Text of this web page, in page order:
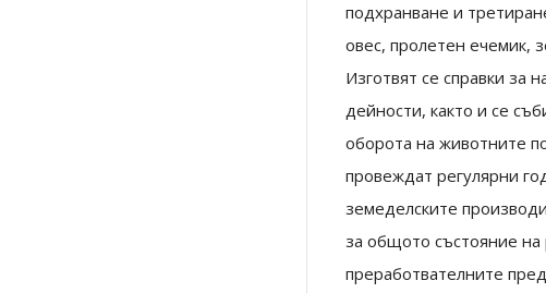
подхранване и
овес, пролетен ечемик,
Изготвят се справки за
дейности, както и се
оборота на животните
провеждат регулярни
земеделските
за общото състояние на
преработвателните